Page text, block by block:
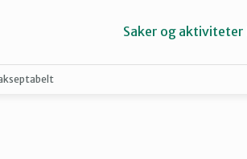
Saker og aktiviteter